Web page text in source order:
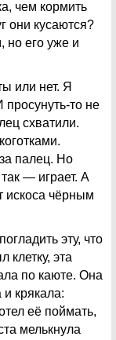
чем кормить
они кусаются?
но его уже и
или нет. Я
просунуть-то не
схватили.
палец. Но
— играет. А
искоса чёрным
эту, что
клетку, эта
по каюте. Она
и крякала:
её поймать,
мелькнула